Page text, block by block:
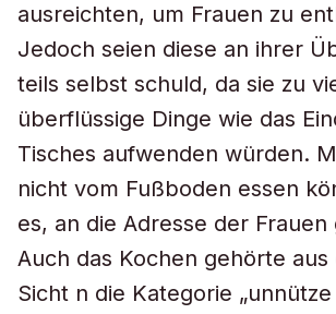
ausreichten, um Frauen zu
Jedoch seien diese an ihrer
teils selbst schuld, da sie zu
überflüssige Dinge wie das
Tisches aufwenden würden.
nicht vom Fußboden essen
es, an die Adresse der
Auch das Kochen gehörte aus
Sicht n die Kategorie